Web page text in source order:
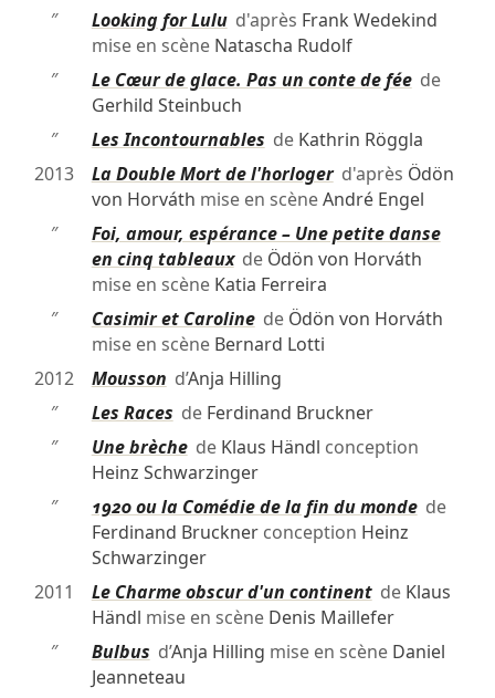
″
Looking for Lulud'après Frank Wedekind
mise en scène Natascha Rudolf
″
Le Cœur de glace. Pas un conte de féede
Gerhild Steinbuch
″
Les Incontournables de Kathrin Röggla
2013
La Double Mort de l'horlogerd'après Ödön
von Horváth mise en scèneAndré Engel
″
Foi, amour, espérance – Une petite danse
en cinq tableauxde Ödön von Horváth
mise en scène Katia Ferreira
″
Casimir et Carolinede Ödön von Horváth
mise en scène Bernard Lotti
2012
Mousson d’Anja Hilling
″
Les Races de Ferdinand Bruckner
″
Une brèchede Klaus Händl conception
Heinz Schwarzinger
″
1920 ou la Comédie de la fin du mondede
Ferdinand Brucknerconception Heinz
Schwarzinger
2011
Le Charme obscur d'un continentde Klaus
Händl mise en scène Denis Maillefer
″
Bulbus d’Anja Hilling mise en scène Daniel
Jeanneteau